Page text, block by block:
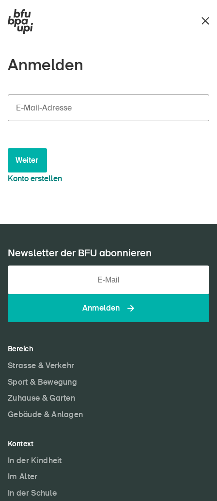
Anmelden
E-Mail-Adresse
Weiter
Konto erstellen
Newsletter der BFU abonnieren
Anmelden
Bereich
Strasse & Verkehr
Sport & Bewegung
Zuhause & Garten
Gebäude & Anlagen
Kontext
In der Kindheit
Im Alter
In der Schule